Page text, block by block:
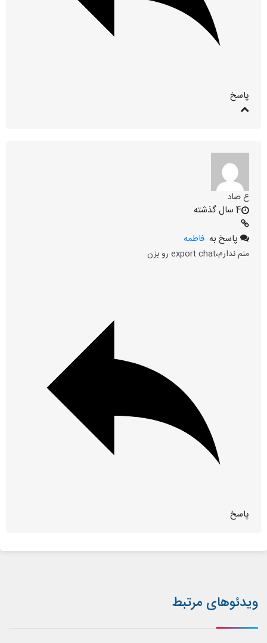
پاسخ
ع صاد
4 سال گذشته
پاسخ به فاطمه
منم ندارم،export chat رو بزن
پاسخ
ویدئوهای مرتبط